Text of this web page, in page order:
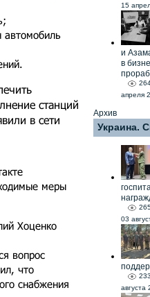
автомобиль
станций
в сети
меры
Хоценко
вопрос
что
снабжения
15
и
в
апреля
Архив
Украина.
03
августа